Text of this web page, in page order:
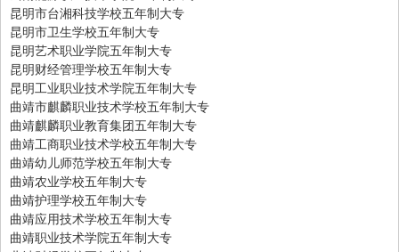
昆明市台湘科技学校五年制大专
昆明市卫生学校五年制大专
昆明艺术职业学院五年制大专
昆明财经管理学校五年制大专
昆明工业职业技术学院五年制大专
曲靖市麒麟职业技术学校五年制大专
曲靖麒麟职业教育集团五年制大专
曲靖工商职业技术学校五年制大专
曲靖幼儿师范学校五年制大专
曲靖农业学校五年制大专
曲靖护理学校五年制大专
曲靖应用技术学校五年制大专
曲靖职业技术学院五年制大专